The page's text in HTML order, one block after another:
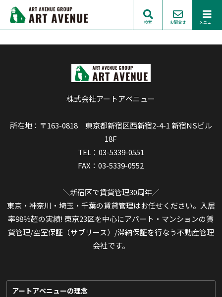
検索 お問合せ メニュー
株式会社アートアベニュー
所在地：〒163-0818 東京都新宿区西新宿2-4-1 新宿NSビル
18F
TEL：03-5339-0551
FAX：03-5339-0552
＼新宿区で賃貸管理30周年／
東京・神奈川・埼玉・千葉の賃貸管理はお任せください。入居
率98％超の実績! 東京23区を中心にアパート・マンションの賃
貸管理/空室保証（サブリース）/滞納保証を行なう不動産管理
会社です。
アートアベニューの理念